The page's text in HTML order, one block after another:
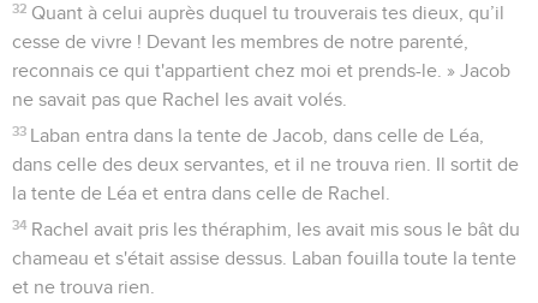
32 Quant à celui auprès duquel tu trouverais tes dieux, qu’il
cesse de vivre ! Devant les membres de notre parenté,
reconnais ce qui t'appartient chez moi et prends-le. » Jacob
ne savait pas que Rachel les avait volés.
33 Laban entra dans la tente de Jacob, dans celle de Léa,
dans celle des deux servantes, et il ne trouva rien. Il sortit de
la tente de Léa et entra dans celle de Rachel.
34 Rachel avait pris les théraphim, les avait mis sous le bât du
chameau et s'était assise dessus. Laban fouilla toute la tente
et ne trouva rien.